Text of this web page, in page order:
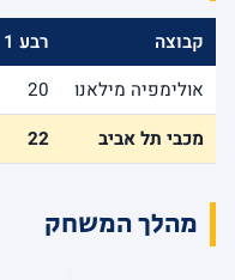
קבוצה רבע 1
אולימפיה מילאנו
20
מכבי תל אביב
22
מהלך המשחק